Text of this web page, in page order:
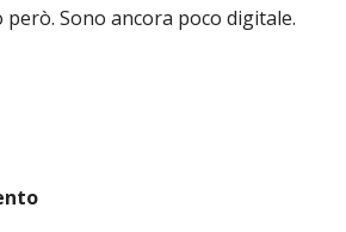
Sono ancora poco digitale.